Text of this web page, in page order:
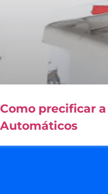
Como precificar
Automáticos